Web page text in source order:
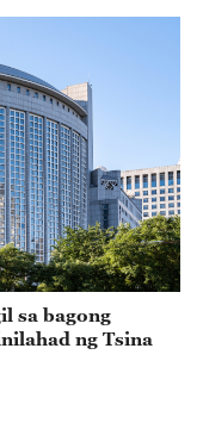
sa bagong
ng Tsina